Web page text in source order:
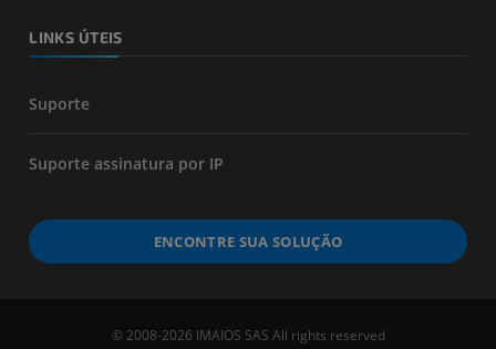
LINKS ÚTEIS
Suporte
Suporte assinatura por IP
ENCONTRE SUA SOLUÇÃO
© 2008-2026 IMAIOS SAS All rights reserved